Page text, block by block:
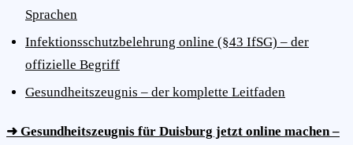
Sprachen
Infektionsschutzbelehrung online (§43 IfSG) – der
offizielle Begriff
Gesundheitszeugnis – der komplette Leitfaden
➜ Gesundheitszeugnis für Duisburg jetzt online machen –